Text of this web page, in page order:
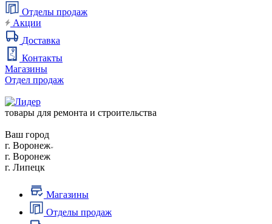
Отделы продаж
Акции
Доставка
Контакты
Магазины
Отдел продаж
товары для ремонта и строительства
Ваш город
г. Воронеж
г. Воронеж
г. Липецк
Магазины
Отделы продаж